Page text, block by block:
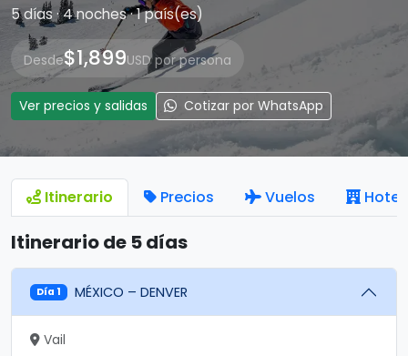
5 días · 4 noches · 1 país(es)
Desde$1,899USD por persona
Ver precios y salidas Cotizar por WhatsApp
Itinerario Precios Vuelos
Itinerario de 5 días
Día 1 MÉXICO – DENVER
Vail